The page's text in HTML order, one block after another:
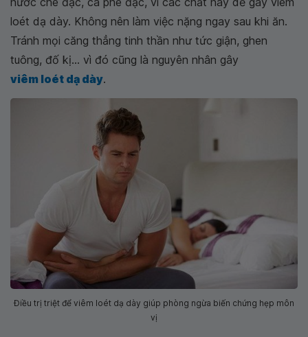
loét dạ dày. Không nên làm việc nặng ngay sau khi ăn.
Tránh mọi căng thẳng tinh thần như tức giận, ghen
tuông, đố kị... vì đó cũng là nguyên nhân gây
viêm loét dạ dày.
Điều trị triệt để viêm loét dạ dày giúp phòng ngừa biến chứng hẹp môn
vị